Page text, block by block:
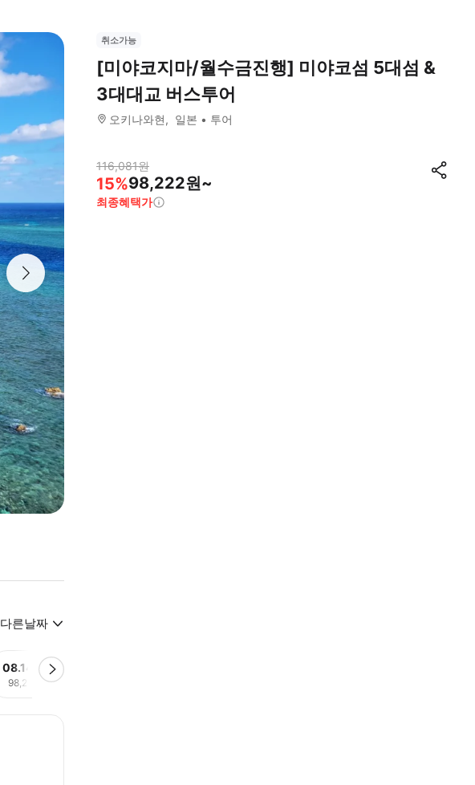
다른날짜
08.14(금)
98,222원
취소가능
[미야코지마/월수금진행] 미야코섬 5대섬 &
3대대교 버스투어
오키나와현 일본 투어
116,081원
15%98,222원~
최종혜택가